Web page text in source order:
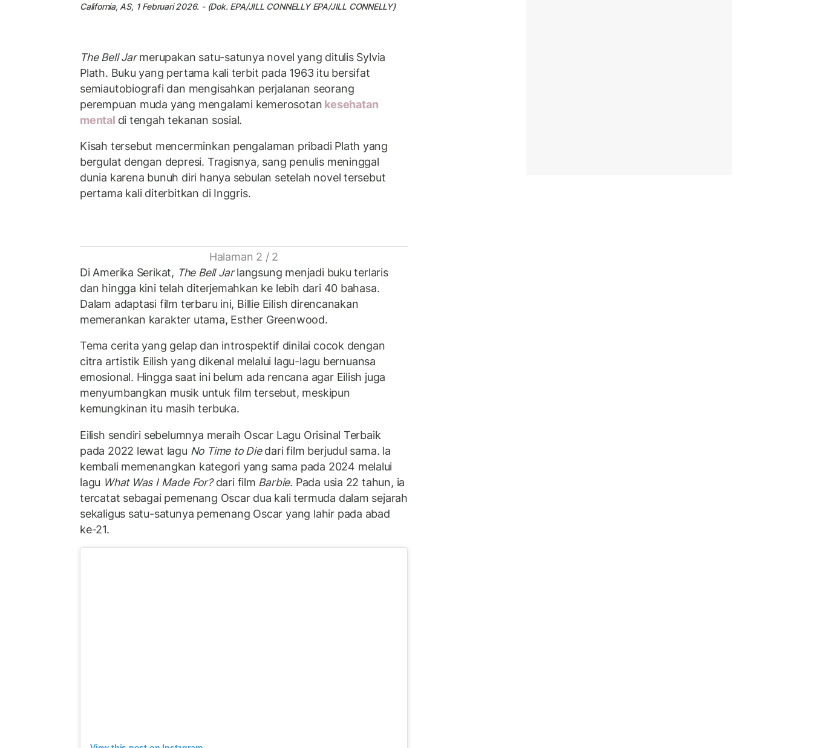
California, AS, 1 Februari 2026. - (Dok. EPA/JILL CONNELLY EPA/JILL CONNELLY)
The Bell Jarmerupakan satu-satunya novel yang ditulis Sylvia
Plath. Buku yang pertama kali terbit pada 1963 itu bersifat
semiautobiografi dan mengisahkan perjalanan seorang
perempuan muda yang mengalami kemerosotan kesehatan
mental di tengah tekanan sosial.
Kisah tersebut mencerminkan pengalaman pribadi Plath yang
bergulat dengan depresi. Tragisnya, sang penulis meninggal
dunia karena bunuh diri hanya sebulan setelah novel tersebut
pertama kali diterbitkan di Inggris.
Halaman 2 / 2
Di Amerika Serikat, The Bell Jarlangsung menjadi buku terlaris
dan hingga kini telah diterjemahkan ke lebih dari 40 bahasa.
Dalam adaptasi film terbaru ini, Billie Eilish direncanakan
memerankan karakter utama, Esther Greenwood.
Tema cerita yang gelap dan introspektif dinilai cocok dengan
citra artistik Eilish yang dikenal melalui lagu-lagu bernuansa
emosional. Hingga saat ini belum ada rencana agar Eilish juga
menyumbangkan musik untuk film tersebut, meskipun
kemungkinan itu masih terbuka.
Eilish sendiri sebelumnya meraih Oscar Lagu Orisinal Terbaik
pada 2022 lewat lagu No Time to Diedari film berjudul sama. la
kembali memenangkan kategori yang sama pada 2024 melalui
lagu What Was I Made For?dari film Barbie. Pada usia 22 tahun, ia
tercatat sebagai pemenang Oscar dua kali termuda dalam sejarah
sekaligus satu-satunya pemenang Oscar yang lahir pada abad
ke-21.